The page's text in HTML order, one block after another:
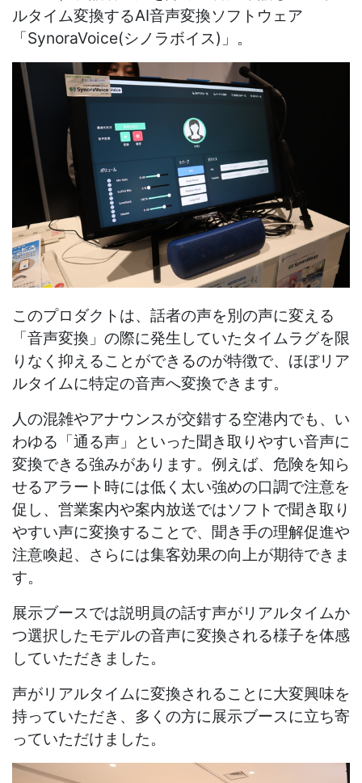
ルタイム変換するAI音声変換ソフトウェア
「SynoraVoice(シノラボイス) 」。
このプロダクトは、話者の声を別の声に変える
「音声変換」の際に発生していたタイムラグを限
りなく抑えることができるのが特徴で、ほぼリア
ルタイムに特定の音声へ変換できます。
人の混雑やアナウンスが交錯する空港内でも、い
わゆる「通る声」といった聞き取りやすい音声に
変換できる強みがあります。例えば、危険を知ら
せるアラート時には低く太い強めの口調で注意を
促し、営業案内や案内放送ではソフトで聞き取り
やすい声に変換することで、聞き手の理解促進や
注意喚起、さらには集客効果の向上が期待できま
す。
展示ブースでは説明員の話す声がリアルタイムか
つ選択したモデルの音声に変換される様子を体感
していただきました。
声がリアルタイムに変換されることに大変興味を
持っていただき、多くの方に展示ブースに立ち寄
っていただけました。